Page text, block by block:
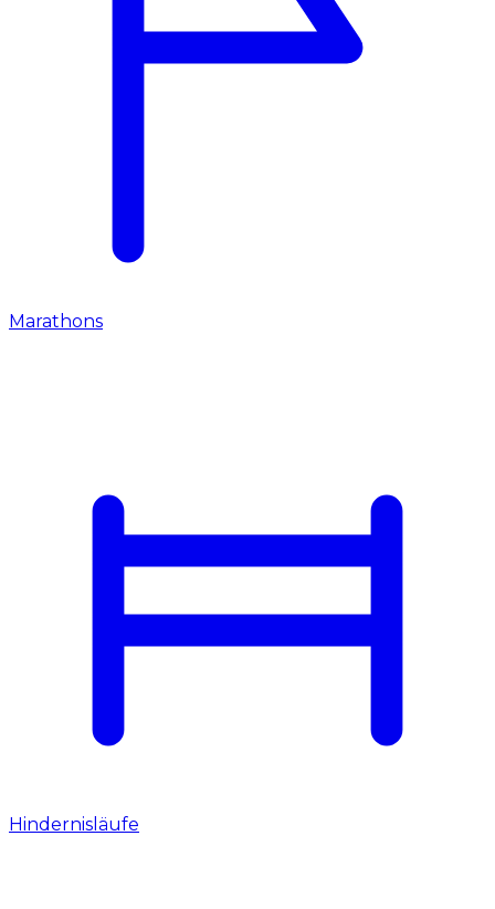
Marathons
Hindernisläufe